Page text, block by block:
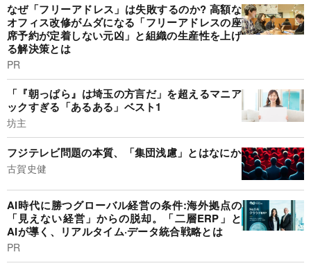
なぜ「フリーアドレス」は失敗するのか? 高額な
オフィス改修がムダになる「フリーアドレスの座
席予約が定着しない元凶」と組織の生産性を上げ
る解決策とは
PR
「『朝っぱら』は埼玉の方言だ」を超えるマニア
ックすぎる「あるある」ベスト1
坊主
フジテレビ問題の本質、「集団浅慮」とはなにか
古賀史健
AI時代に勝つグローバル経営の条件:海外拠点の
「見えない経営」からの脱却。「二層ERP」と
AIが導く、リアルタイム·データ統合戦略とは
PR